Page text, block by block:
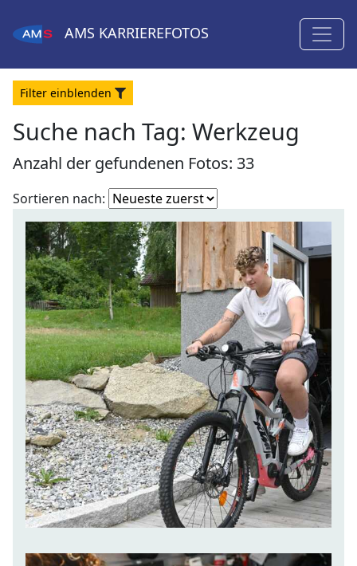
AMS KARRIEREFOTOS
Filter einblenden
Suche nach Tag: Werkzeug
Anzahl der gefundenen Fotos: 33
Sortieren nach: